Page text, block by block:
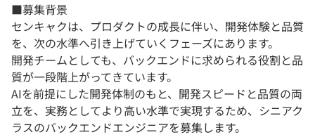
■募集背景
センキャクは、プロダクトの成長に伴い、開発体験と品質
を、次の水準へ引き上げていくフェーズにあります。
開発チームとしても、バックエンドに求められる役割と品
質が一段階上がってきています。
AIを前提にした開発体制のもと、開発スピードと品質の両
立を、実務としてより高い水準で実現するため、シニアク
ラスのバックエンドエンジニアを募集します。